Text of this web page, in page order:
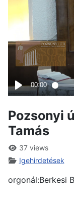
Pozsonyi
Tamás
37 views
Igehirdetések
orgonál:Berkesi